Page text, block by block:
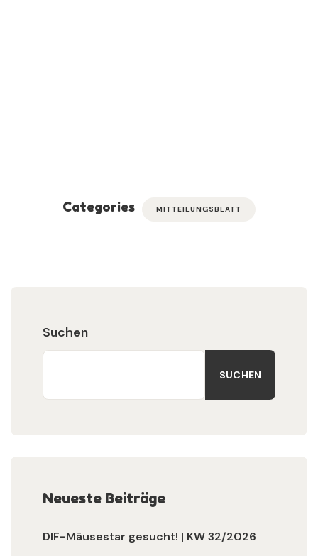
Categories MITTEILUNGSBLATT
Suchen
SUCHEN
Neueste Beiträge
DIF-Mäusestar gesucht! | KW 32/2026